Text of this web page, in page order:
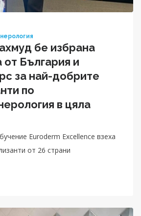
бе избрана
България и
за най-добрите
по
в цяла
Euroderm Excellence взеха
от 26 страни